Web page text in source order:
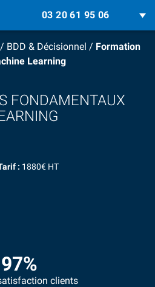
03 20 61 95 06
/ BDD & Décisionnel / Formation
Learning
FONDAMENTAUX
: 1880€ HT
97%
clients